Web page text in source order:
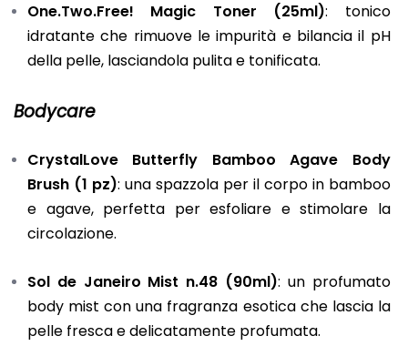
One.Two.Free! Magic Toner (25ml): tonico
idratante che rimuove le impurità e bilancia il pH
della pelle, lasciandola pulita e tonificata.
Bodycare
CrystalLove Butterfly Bamboo Agave Body
Brush (1 pz): una spazzola per il corpo in bamboo
e agave, perfetta per esfoliare e stimolare la
circolazione.
Sol de Janeiro Mist n.48 (90ml): un profumato
body mist con una fragranza esotica che lascia la
pelle fresca e delicatamente profumata.